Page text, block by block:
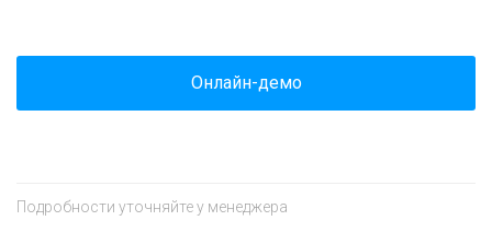
Онлайн-демо
Подробности уточняйте у менеджера